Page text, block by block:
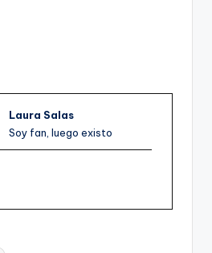
Laura Salas
Soy fan, luego existo